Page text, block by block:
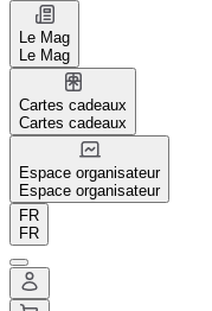
Le Mag
Le Mag
Cartes cadeaux
Cartes cadeaux
Espace organisateur
Espace organisateur
FR
FR